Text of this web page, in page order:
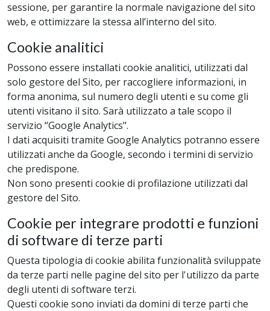
sessione, per garantire la normale navigazione del sito
web, e ottimizzare la stessa all’interno del sito.
Cookie analitici
Possono essere installati cookie analitici, utilizzati dal
solo gestore del Sito, per raccogliere informazioni, in
forma anonima, sul numero degli utenti e su come gli
utenti visitano il sito. Sarà utilizzato a tale scopo il
servizio “Google Analytics".
I dati acquisiti tramite Google Analytics potranno essere
utilizzati anche da Google, secondo i termini di servizio
che predispone.
Non sono presenti cookie di profilazione utilizzati dal
gestore del Sito.
Cookie per integrare prodotti e funzioni
di software di terze parti
Questa tipologia di cookie abilita funzionalità sviluppate
da terze parti nelle pagine del sito per l'utilizzo da parte
degli utenti di software terzi.
Questi cookie sono inviati da domini di terze parti che